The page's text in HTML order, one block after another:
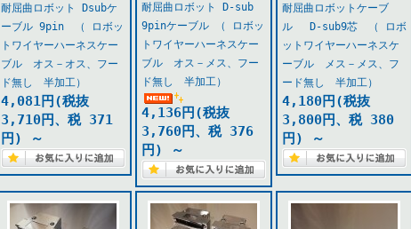
耐屈曲ロボット Dsubケ
ーブル 9pin （ ロボッ
トワイヤーハーネスケー
ブル オス－オス、フー
ド無し 半加工）
4,081円(税抜
3,710円、税 371
円)
～
耐屈曲ロボット D-sub
9pinケーブル （ ロボッ
トワイヤーハーネスケー
ブル オス－メス、フー
ド無し 半加工）
4,136円(税抜
3,760円、税 376
円)
～
耐屈曲ロボットケーブ
ル D-sub9芯 （ ロボ
ットワイヤーハーネスケ
ーブル メス－メス、フ
ード無し 半加工）
4,180円(税抜
3,800円、税 380
円)
～